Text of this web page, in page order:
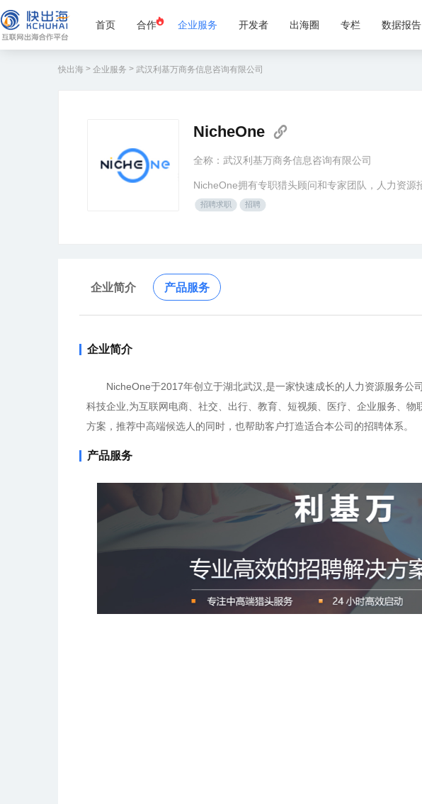
首页 合作 企业服务 开发者 出海圈 专栏 数据报告
快出海 > 企业服务 > 武汉利基万商务信息咨询有限公司
NicheOne
全称：武汉利基万商务信息咨询有限公司
NicheOne拥有专职猎头顾问和专家团队，人力资源
招聘求职 招聘
企业简介 产品服务
企业简介
NicheOne于2017年创立于湖北武汉,是一家快速成长的人力资源服务公
科技企业,为互联网电商、社交、出行、教育、短视频、医疗、企业服务、
方案，推荐中高端候选人的同时，也帮助客户打造适合本公司的招聘体系。
产品服务